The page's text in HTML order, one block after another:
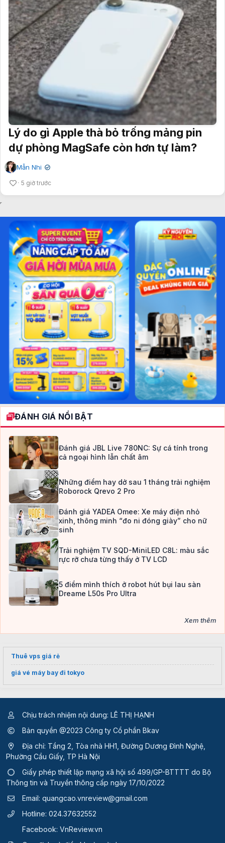
Lý do gì Apple thà bỏ trống mảng pin
dự phòng MagSafe còn hơn tự làm?
Mẫn Nhi ✔
5 giờ trước
ĐÁNH GIÁ NỔI BẬT
Đánh giá JBL Live 780NC: Sự cá tính trong
cả ngoại hình lẫn chất âm
Những điểm hay dở sau 1 tháng trải nghiệm
Roborock Qrevo 2 Pro
Đánh giá YADEA Omee: Xe máy điện nhỏ
xinh, thông minh “đo ni đóng giày” cho nữ
sinh
Trải nghiệm TV SQD-MiniLED C8L: màu sắc
rực rỡ chưa từng thấy ở TV LCD
5 điểm mình thích ở robot hút bụi lau sàn
Dreame L50s Pro Ultra
Xem thêm
Thuê vps giá rẻ
giá vé máy bay đi tokyo
Chịu trách nhiệm nội dung: LÊ THỊ HẠNH
Bản quyền @2023 Công ty Cổ phần Bkav
Địa chỉ: Tầng 2, Tòa nhà HH1, Đường Dương Đình Nghệ,
Phường Cầu Giấy, TP Hà Nội
Giấy phép thiết lập mạng xã hội số 499/GP-BTTTT do Bộ
Thông tin và Truyền thông cấp ngày 17/10/2022
Email: quangcao.vnreview@gmail.com
Hotline: 024.37632552
Facebook: VnReview.vn